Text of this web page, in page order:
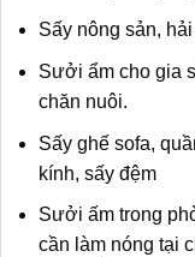
Sấy nông sản,
Sưởi ẩm cho gia
chăn nuôi.
Sấy ghế sofa,
kính, sấy đệm
Sưởi ấm trong
cần làm nóng tại